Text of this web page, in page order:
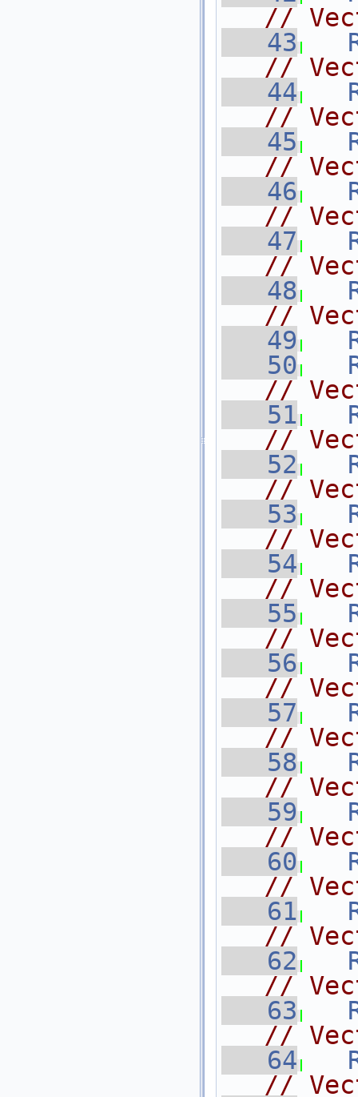
//
   43
//
   44
//
   45
//
   46
//
   47
//
   48
//
   49
   50
//
   51
//
   52
//
   53
//
   54
//
   55
//
   56
//
   57
//
   58
//
   59
//
   60
//
   61
//
   62
//
   63
//
   64
//